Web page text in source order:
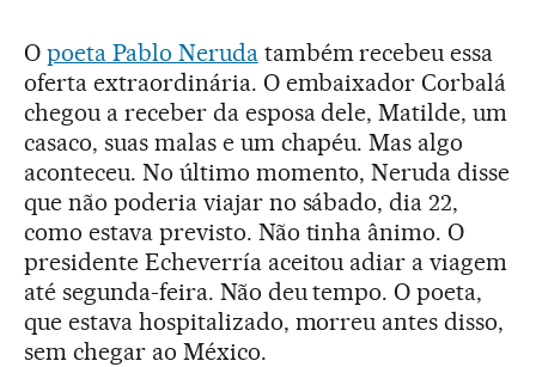
O poeta Pablo Nerudatambém recebeu essa
oferta extraordinária. O embaixador Corbalá
chegou a receber da esposa dele, Matilde, um
casaco, suas malas e um chapéu. Mas algo
aconteceu. No último momento, Neruda disse
que não poderia viajar no sábado, dia 22,
como estava previsto. Não tinha ânimo. O
presidente Echeverría aceitou adiar a viagem
até segunda-feira. Não deu tempo. O poeta,
que estava hospitalizado, morreu antes disso,
sem chegar ao México.